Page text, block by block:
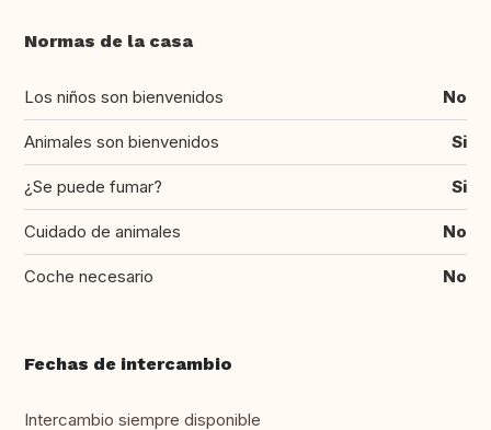
Normas de la casa
Los niños son bienvenidos No
Animales son bienvenidos Si
¿Se puede fumar? Si
Cuidado de animales No
Coche necesario No
Fechas de intercambio
Intercambio siempre disponible